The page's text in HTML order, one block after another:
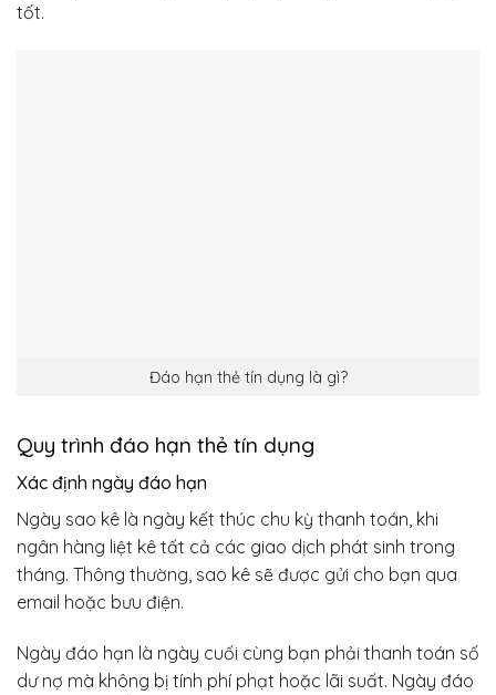
tốt.
Đáo hạn thẻ tín dụng là gì?
Quy trình đáo hạn thẻ tín dụng
Xác định ngày đáo hạn
Ngày sao kê là ngày kết thúc chu kỳ thanh toán, khi
ngân hàng liệt kê tất cả các giao dịch phát sinh trong
tháng. Thông thường, sao kê sẽ được gửi cho bạn qua
email hoặc bưu điện.
Ngày đáo hạn là ngày cuối cùng bạn phải thanh toán số
dư nợ mà không bị tính phí phạt hoặc lãi suất. Ngày đáo